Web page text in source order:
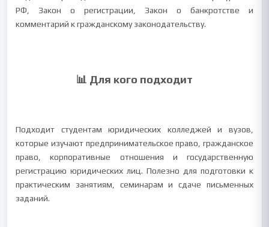
РФ, Закон о регистрации, Закон о банкротстве и
комментарий к гражданскому законодательству.
📊 Для кого подходит
Подходит студентам юридических колледжей и вузов,
которые изучают предпринимательское право, гражданское
право, корпоративные отношения и государственную
регистрацию юридических лиц. Полезно для подготовки к
практическим занятиям, семинарам и сдаче письменных
заданий.